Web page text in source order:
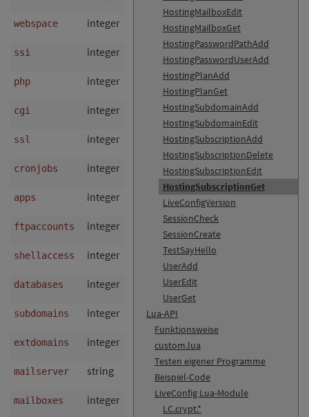
HostingMailboxEdit
HostingMailboxGet
HostingPasswordPathAdd
HostingPasswordUserAdd
HostingPlanAdd
HostingPlanGet
HostingSubdomainAdd
HostingSubdomainEdit
HostingSubscriptionAdd
HostingSubscriptionDelete
HostingSubscriptionEdit
HostingSubscriptionGet
LiveConfigVersion
SessionCheck
SessionCreate
TestSayHello
UserAdd
UserEdit
UserGet
Lua-API
Funktionsweise
custom.lua
Testen eigener Programme
Beispiel-Code
LiveConfig Lua-Module
LC.crypt.*
webspace integer ja
ssi integer nein SSI
php integer
cgi integer nein
ssl integer nein
cronjobs integer nein
apps integer nein Anzahl
ftpaccounts integer
shellaccess integer
databases integer
subdomains integer
extdomains integer
mailserver string ja
mailboxes integer nein